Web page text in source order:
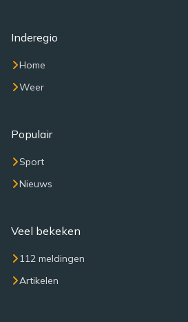
Inderegio
Home
Weer
Populair
Sport
Nieuws
Veel bekeken
112 meldingen
Artikelen